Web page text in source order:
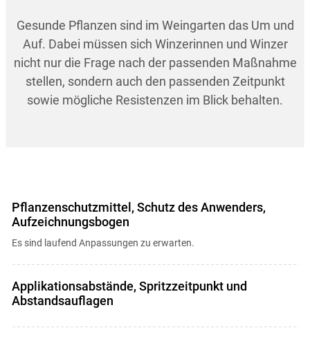
Gesunde Pflanzen sind im Weingarten das Um und
Auf. Dabei müssen sich Winzerinnen und Winzer
nicht nur die Frage nach der passenden Maßnahme
stellen, sondern auch den passenden Zeitpunkt
sowie mögliche Resistenzen im Blick behalten.
Pflanzenschutzmittel, Schutz des Anwenders,
Aufzeichnungsbogen
Es sind laufend Anpassungen zu erwarten.
Applikationsabstände, Spritzzeitpunkt und
Abstandsauflagen